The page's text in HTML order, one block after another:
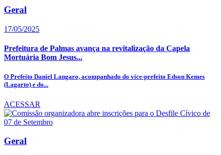
Geral
17/05/2025
Prefeitura de Palmas avança na revitalização da Capela
Mortuária Bom Jesus...
O Prefeito Daniel Langaro, acompanhado do vice-prefeito Edson Kemes
(Lagarto) e do...
ACESSAR
Geral